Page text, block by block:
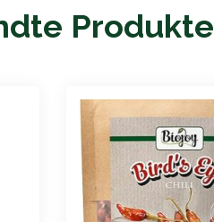
Produkte